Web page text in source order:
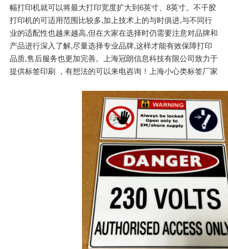
幅打印机就可以将最大打印宽度扩大到6英寸、8英寸。不干胶
打印机的可适用范围比较多,加上技术上的与时俱进,与不同行
业的适配性也越来越高,但在大家在选择时仍需要注意对品牌和
产品进行深入了解,尽量选择专业品牌,这样才能有效保障打印
品质,售后服务也更加完善。上海冠朗信息科技有限公司致力于
提供标签印刷 ，有想法的可以来电咨询！上海小心类标签厂家